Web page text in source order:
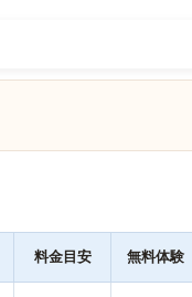
料金目安 無料体験